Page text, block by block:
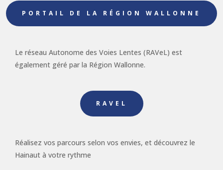
PORTAIL DE LA RÉGION WALLONNE
Le réseau Autonome des Voies Lentes (RAVeL) est
également géré par la Région Wallonne.
RAVEL
Réalisez vos parcours selon vos envies, et découvrez le
Hainaut à votre rythme